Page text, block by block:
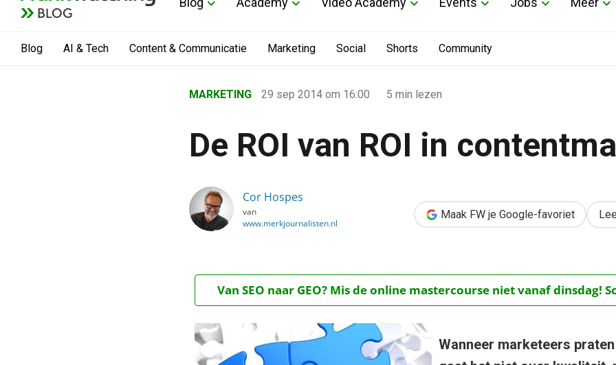
BLOG
Blog AI & Tech Content & Communicatie Marketing Social Shorts Community
›
De ROI van ROI in contentmarketing
MARKETING 29 sep 2014 om 16:00 5 min lezen
De ROI van ROI in
Cor Hospes
van
www.merkjournalisten.nl
Maak FW je Google-favoriet
Van SEO naar GEO? Mis de online mastercourse niet vanaf dinsdag!
Wanneer marketeers